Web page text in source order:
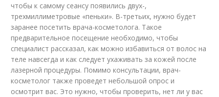
чтобы к самому сеансу появились двух-,
трехмиллиметровые «пеньки». В-третьих, нужно будет
заранее посетить врача-косметолога. Такое
предварительное посещение необходимо, чтобы
специалист рассказал, как можно избавиться от волос на
теле навсегда и как следует ухаживать за кожей после
лазерной процедуры. Помимо консультации, врач-
косметолог также проведет небольшой опрос и
осмотрит вас. Это нужно, чтобы проверить, нет ли у вас